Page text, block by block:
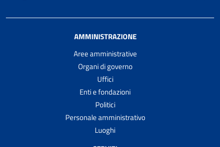
AMMINISTRAZIONE
Aree amministrative
Organi di governo
Uffici
Enti e fondazioni
Politici
Personale amministrativo
Luoghi